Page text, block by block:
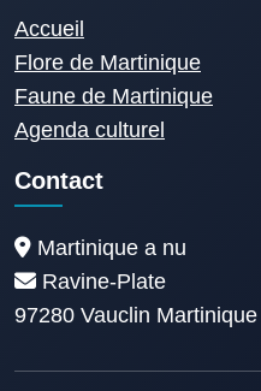
Accueil
Flore de Martinique
Faune de Martinique
Agenda culturel
Contact
Martinique a nu
Ravine-Plate
97280 Vauclin Martinique